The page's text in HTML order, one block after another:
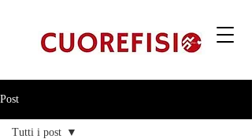
Post
Tutti i post